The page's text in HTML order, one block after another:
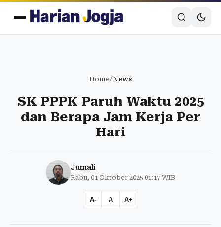
Home/News
SK PPPK Paruh Waktu 2025
dan Berapa Jam Kerja Per
Hari
Jumali
Rabu, 01 Oktober 2025 01:17 WIB
A- A A+